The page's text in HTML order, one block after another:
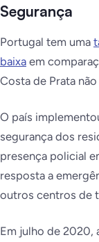
Segurança
Portugal tem uma
baixa em
Costa de Prata
O país
segurança dos
presença policial
resposta a
outros centros de
Em julho de 2020,